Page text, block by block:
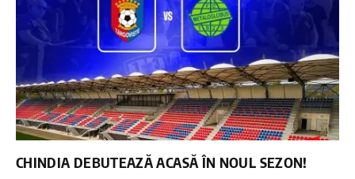
CHINDIA DEBUTEAZĂ ACASĂ ÎN NOUL SEZON!